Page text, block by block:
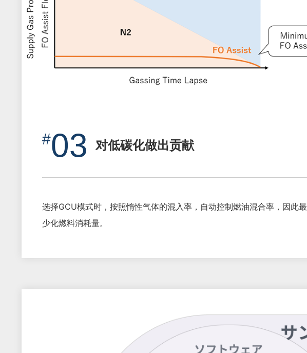
03 对低碳化做出贡献
选择GCU模式时，按照惰性气体的混入率，自动控制燃油混合率，因此最
少化燃料消耗量。